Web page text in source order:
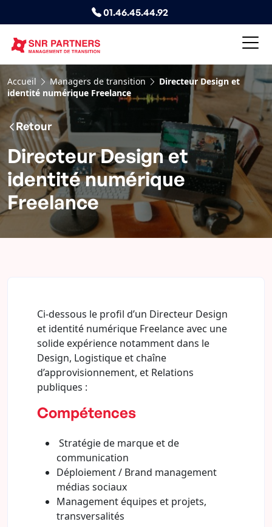
01.46.45.44.92
Accueil Managers de transition
Directeur Design et
identité numérique Freelance
Retour
Directeur Design et
identité numérique
Freelance
Ci-dessous le profil d’un Directeur Design
et identité numérique Freelance avec une
solide expérience notamment dans le
Design, Logistique et chaîne
d’approvisionnement, et Relations
publiques :
Compétences
Stratégie de marque et de
communication
Déploiement / Brand management
médias sociaux
Management équipes et projets,
transversalités